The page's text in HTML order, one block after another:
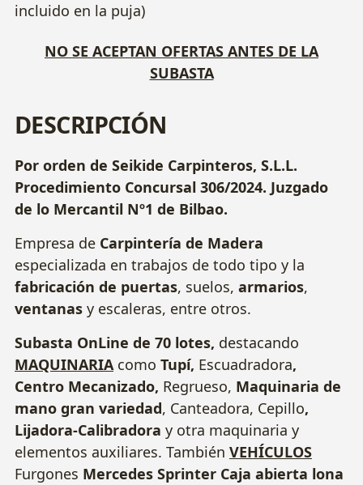
incluido en la puja)
NO SE ACEPTAN OFERTAS ANTES DE LA
SUBASTA
DESCRIPCIÓN
Por orden de Seikide Carpinteros, S.L.L.
Procedimiento Concursal 306/2024. Juzgado
de lo Mercantil Nº1 de Bilbao.
Empresa de Carpintería de Madera
especializada en trabajos de todo tipo y la
fabricación de puertas, suelos, armarios,
ventanas y escaleras, entre otros.
Subasta OnLine de 70 lotes, destacando
MAQUINARIA como Tupí, Escuadradora,
Centro Mecanizado, Regrueso, Maquinaria de
mano gran variedad, Canteadora, Cepillo,
Lijadora-Calibradora y otra maquinaria y
elementos auxiliares. También VEHÍCULOS
Furgones Mercedes Sprinter Caja abierta lona